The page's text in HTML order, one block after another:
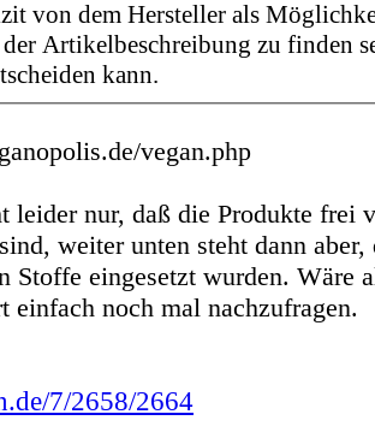
von dem Hersteller als
Artikelbeschreibung zu finden
kann.
vegan.php
leider nur, daß die Produkte frei
weiter unten steht dann
Stoffe eingesetzt wurden. Wäre
einfach noch mal nachzufragen.
7/2658/2664